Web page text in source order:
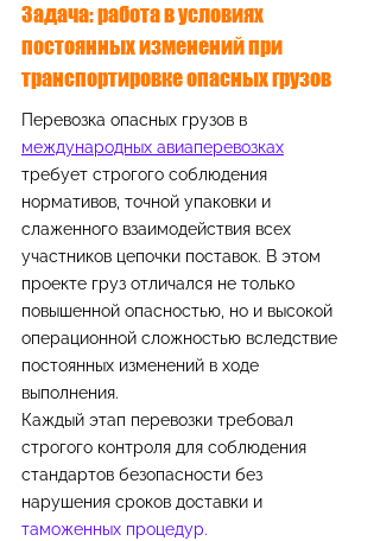
Задача: работа в условиях
постоянных изменений при
транспортировке опасных грузов
Перевозка опасных грузов в
международных авиаперевозках
требует строгого соблюдения
нормативов, точной упаковки и
слаженного взаимодействия всех
участников цепочки поставок. В этом
проекте груз отличался не только
повышенной опасностью, но и высокой
операционной сложностью вследствие
постоянных изменений в ходе
выполнения.
Каждый этап перевозки требовал
строгого контроля для соблюдения
стандартов безопасности без
нарушения сроков доставки и
таможенных процедур.